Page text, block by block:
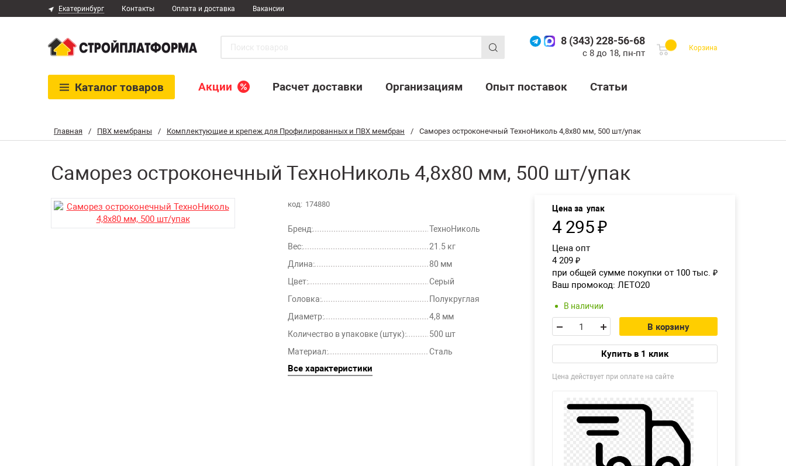
Главная / ПВХ мембраны / Комплектующие и крепеж для Профилированных и ПВХ мембран / Саморез остроконечный ТехноНиколь 4,8х80 мм, 500 шт/упак
Саморез остроконечный ТехноНиколь 4,8х80 мм, 500 шт/упак
код: 174880
Бренд:
ТехноНиколь
Вес:
21.5 кг
Длина:
80 мм
Цвет:
Серый
Головка:
Полукруглая
Диаметр:
4,8 мм
Количество в упаковке (штук):
500 шт
Материал:
Сталь
Все характеристики
Цена за упак
4 295₽
Цена опт
4 209 ₽
при общей сумме покупки от 100 тыс. ₽
Ваш промокод: ЛЕТО20
В наличии
В корзину
Купить в 1 клик
Цена действует при оплате на сайте
Екатеринбург Контакты Оплата и доставка Вакансии
8 (343) 228-56-68
с 8 до 18, пн-пт
Корзина
Каталог товаров Акции Расчет доставки Организациям Опыт поставок Статьи